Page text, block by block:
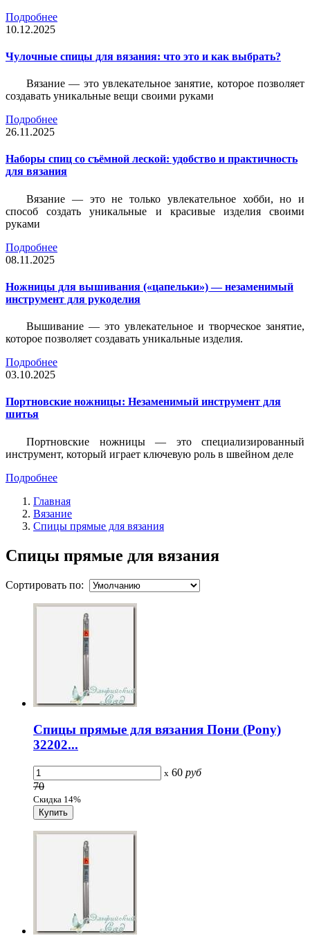
Подробнее
10.12.2025
Чулочные спицы для вязания: что это и как выбрать?
Вязание — это увлекательное занятие, которое позволяет
создавать уникальные вещи своими руками
Подробнее
26.11.2025
Наборы спиц со съёмной леской: удобство и практичность
для вязания
Вязание — это не только увлекательное хобби, но и
способ создать уникальные и красивые изделия своими
руками
Подробнее
08.11.2025
Ножницы для вышивания («цапельки») — незаменимый
инструмент для рукоделия
Вышивание — это увлекательное и творческое занятие,
которое позволяет создавать уникальные изделия.
Подробнее
03.10.2025
Портновские ножницы: Незаменимый инструмент для
шитья
Портновские ножницы — это специализированный
инструмент, который играет ключевую роль в швейном деле
Подробнее
Главная
Вязание
Спицы прямые для вязания
Спицы прямые для вязания
Сортировать по:
Спицы прямые для вязания Пони (Pony)
32202...
x 60 руб
70
Скидка 14%